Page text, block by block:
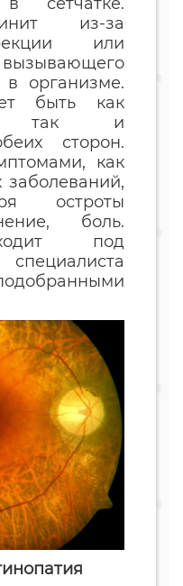
из-за
или
организме.
быть как
так и
сторон.
как
заболеваний,
остроты
боль.
под